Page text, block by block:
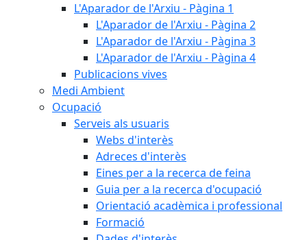
L'Aparador de l'Arxiu - Pàgina 1
L'Aparador de l'Arxiu - Pàgina 2
L'Aparador de l'Arxiu - Pàgina 3
L'Aparador de l'Arxiu - Pàgina 4
Publicacions vives
Medi Ambient
Ocupació
Serveis als usuaris
Webs d'interès
Adreces d'interès
Eines per a la recerca de feina
Guia per a la recerca d'ocupació
Orientació acadèmica i professional
Formació